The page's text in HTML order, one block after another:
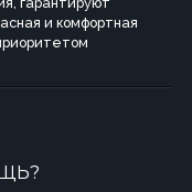
и комфортная